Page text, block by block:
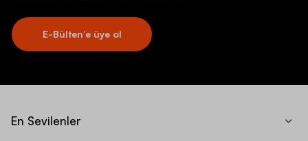
E-Bülten’e üye ol
En Sevilenler